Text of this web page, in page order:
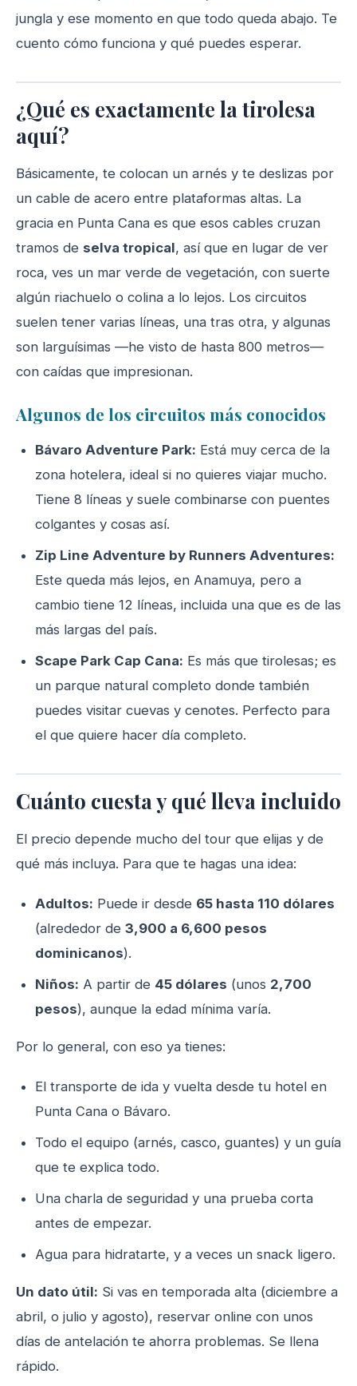
jungla y ese momento en que todo queda abajo. Te
cuento cómo funciona y qué puedes esperar.
¿Qué es exactamente la tirolesa
aquí?
Básicamente, te colocan un arnés y te deslizas por
un cable de acero entre plataformas altas. La
gracia en Punta Cana es que esos cables cruzan
tramos de selva tropical, así que en lugar de ver
roca, ves un mar verde de vegetación, con suerte
algún riachuelo o colina a lo lejos. Los circuitos
suelen tener varias líneas, una tras otra, y algunas
son larguísimas —he visto de hasta 800 metros—
con caídas que impresionan.
Algunos de los circuitos más conocidos
Bávaro Adventure Park: Está muy cerca de la
zona hotelera, ideal si no quieres viajar mucho.
Tiene 8 líneas y suele combinarse con puentes
colgantes y cosas así.
Zip Line Adventure by Runners Adventures:
Este queda más lejos, en Anamuya, pero a
cambio tiene 12 líneas, incluida una que es de las
más largas del país.
Scape Park Cap Cana: Es más que tirolesas; es
un parque natural completo donde también
puedes visitar cuevas y cenotes. Perfecto para
el que quiere hacer día completo.
Cuánto cuesta y qué lleva incluido
El precio depende mucho del tour que elijas y de
qué más incluya. Para que te hagas una idea:
Adultos: Puede ir desde 65 hasta 110 dólares
(alrededor de 3,900 a 6,600 pesos
dominicanos).
Niños: A partir de 45 dólares (unos 2,700
pesos), aunque la edad mínima varía.
Por lo general, con eso ya tienes:
El transporte de ida y vuelta desde tu hotel en
Punta Cana o Bávaro.
Todo el equipo (arnés, casco, guantes) y un guía
que te explica todo.
Una charla de seguridad y una prueba corta
antes de empezar.
Agua para hidratarte, y a veces un snack ligero.
Un dato útil: Si vas en temporada alta (diciembre a
abril, o julio y agosto), reservar online con unos
días de antelación te ahorra problemas. Se llena
rápido.